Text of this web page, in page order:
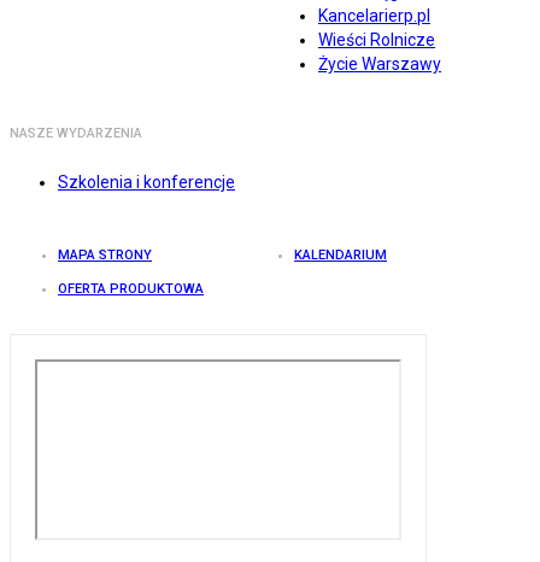
Kancelarierp.pl
Wieści Rolnicze
Życie Warszawy
NASZE WYDARZENIA
Szkolenia i konferencje
MAPA STRONY KALENDARIUM
OFERTA PRODUKTOWA